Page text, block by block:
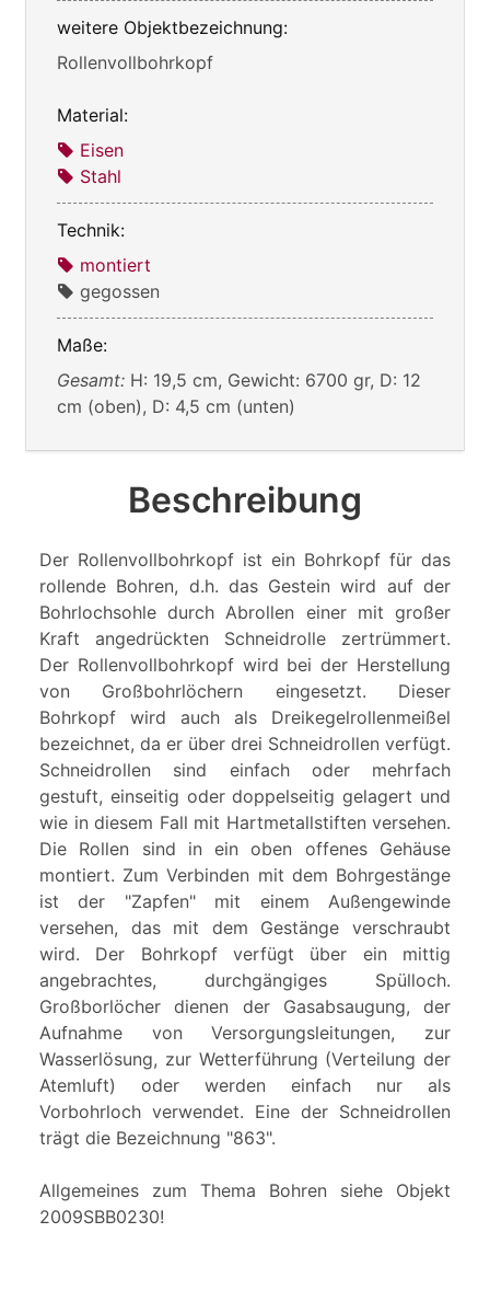
weitere Objektbezeichnung:
Rollenvollbohrkopf
Material:
Eisen
Stahl
Technik:
montiert
gegossen
Maße:
Gesamt: H: 19,5 cm, Gewicht: 6700 gr, D: 12
cm (oben), D: 4,5 cm (unten)
Beschreibung
Der Rollenvollbohrkopf ist ein Bohrkopf für das
rollende Bohren, d.h. das Gestein wird auf der
Bohrlochsohle durch Abrollen einer mit großer
Kraft angedrückten Schneidrolle zertrümmert.
Der Rollenvollbohrkopf wird bei der Herstellung
von Großbohrlöchern eingesetzt. Dieser
Bohrkopf wird auch als Dreikegelrollenmeißel
bezeichnet, da er über drei Schneidrollen verfügt.
Schneidrollen sind einfach oder mehrfach
gestuft, einseitig oder doppelseitig gelagert und
wie in diesem Fall mit Hartmetallstiften versehen.
Die Rollen sind in ein oben offenes Gehäuse
montiert. Zum Verbinden mit dem Bohrgestänge
ist der "Zapfen" mit einem Außengewinde
versehen, das mit dem Gestänge verschraubt
wird. Der Bohrkopf verfügt über ein mittig
angebrachtes, durchgängiges Spülloch.
Großborlöcher dienen der Gasabsaugung, der
Aufnahme von Versorgungsleitungen, zur
Wasserlösung, zur Wetterführung (Verteilung der
Atemluft) oder werden einfach nur als
Vorbohrloch verwendet. Eine der Schneidrollen
trägt die Bezeichnung "863".
Allgemeines zum Thema Bohren siehe Objekt
2009SBB0230!